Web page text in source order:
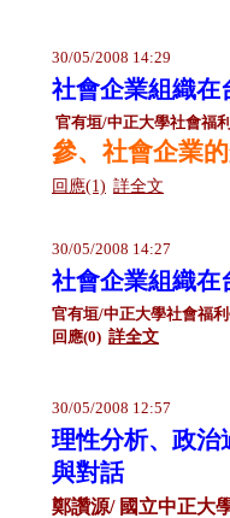
30/05/2008 14:29
社會企業組織在
官有垣/中正大學社會福
參、社會企業
回應(1) 詳全文
30/05/2008 14:27
社會企業組織在
官有垣/中正大學社會福
回應(0) 詳全文
30/05/2008 12:57
理性分析、政
與對話
鄭讚源/ 國立中正大